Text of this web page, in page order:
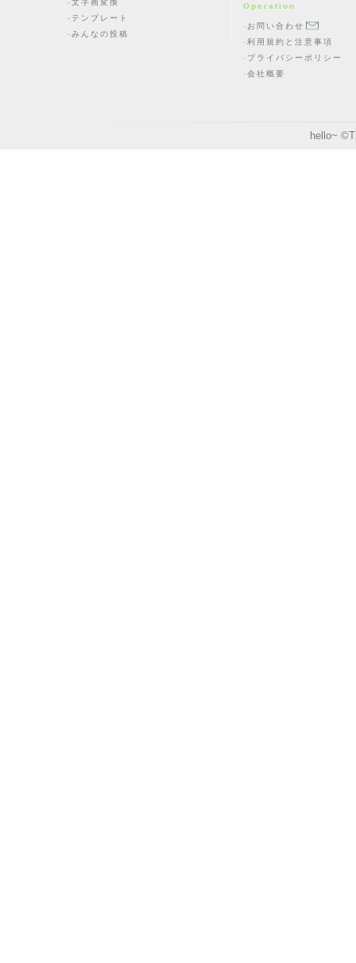
文字画変換
テンプレート
みんなの投稿
Operation
お問い合わせ
利用規約と注意事項
プライバシーポリシー
会社概要
hello~ ©